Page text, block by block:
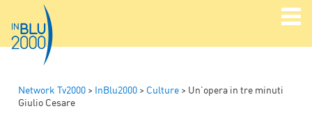
Network Tv2000 > InBlu2000 > Culture > Un’opera in tre minuti
Giulio Cesare